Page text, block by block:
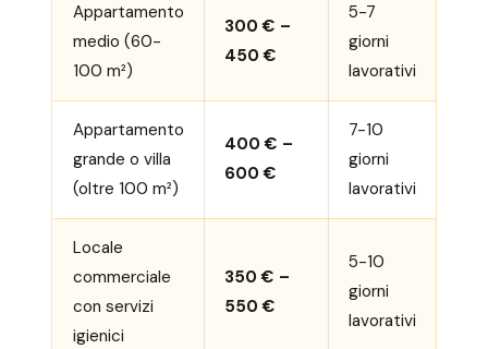
Appartamento
medio (60-
100 m²)
300 € –
450 €
5-7
giorni
lavorativi
Appartamento
grande o villa
(oltre 100 m²)
400 € –
600 €
7-10
giorni
lavorativi
Locale
commerciale
con servizi
igienici
350 € –
550 €
5-10
giorni
lavorativi